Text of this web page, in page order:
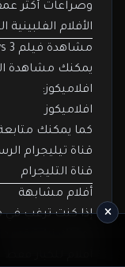
وصراعات أكثر
الأفلام الفلبينية
مشاهدة فيلم Women & Boys 3 مترجم
يمكنك مشاهدة
افلاميكوز:
افلاميكوز
كما يمكنك
قناة تيليجرام
قناة التليجرام
أفلام مشابهة
إذا كنت ترغب في